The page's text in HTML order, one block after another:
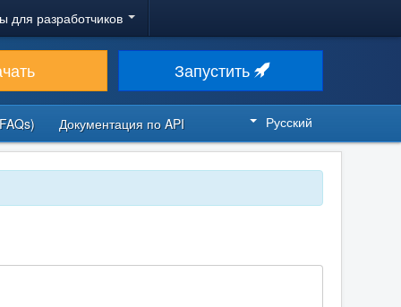
для разработчиков
Запустить
Документация по API Русский